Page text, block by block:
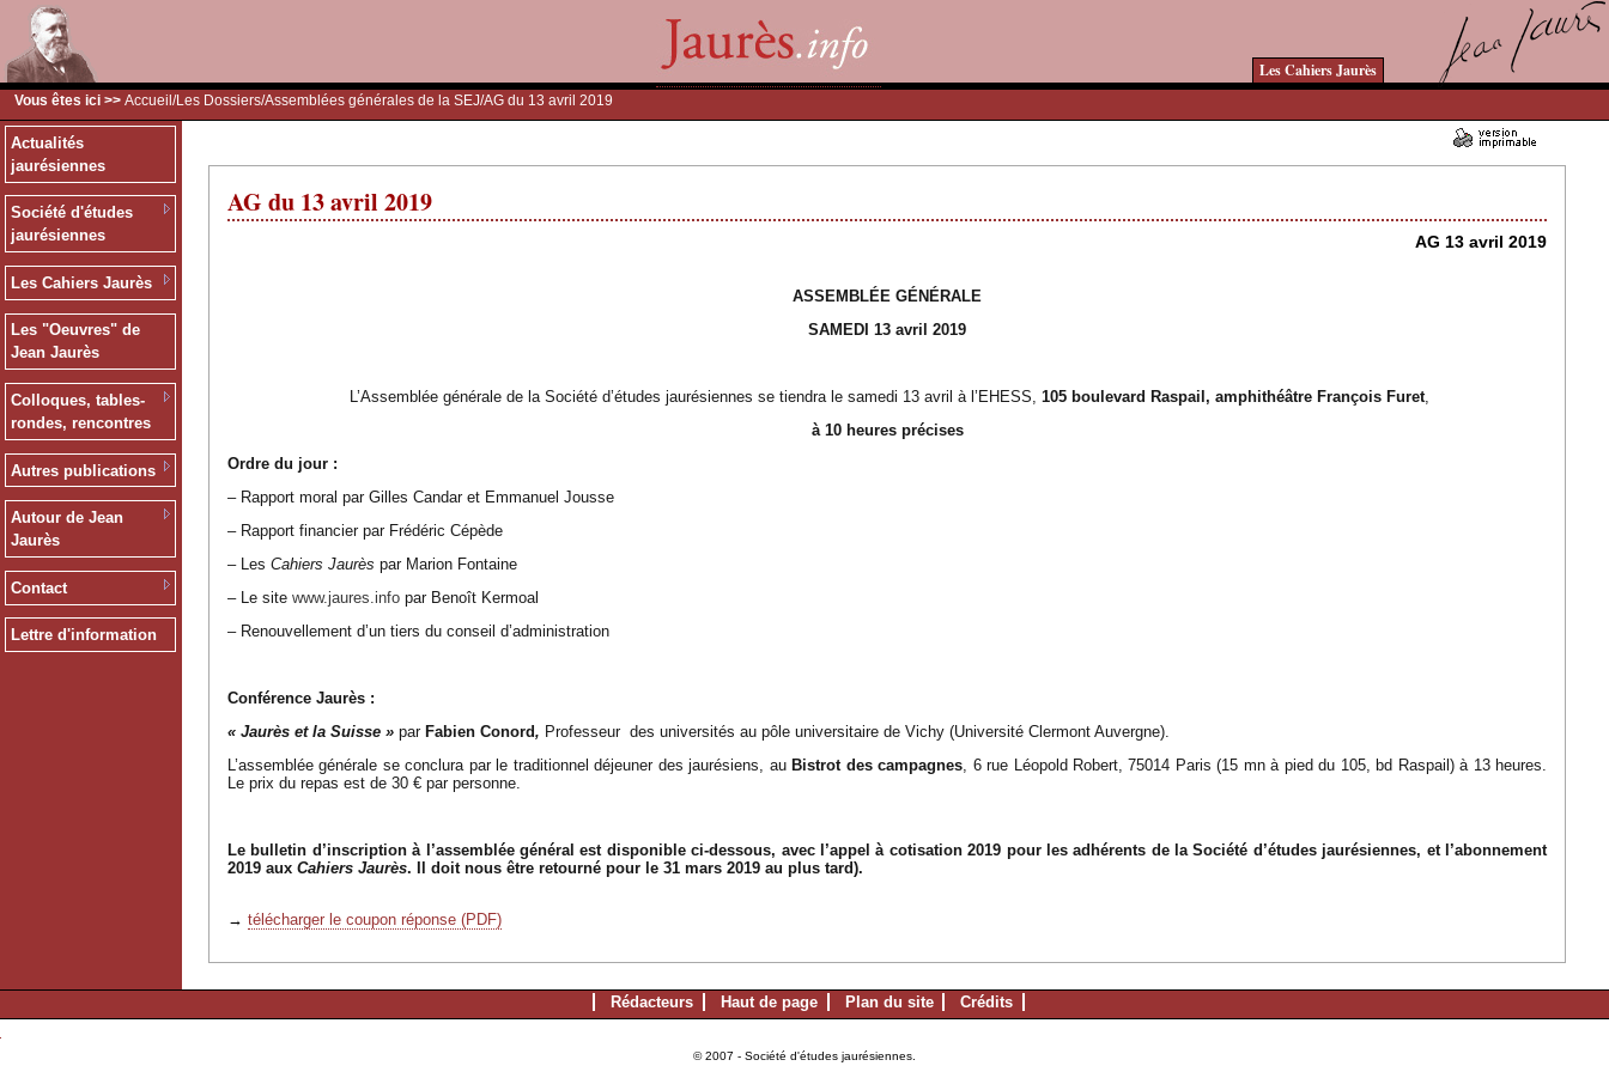
Les Cahiers Jaurès
Vous êtes ici >> Accueil /Les Dossiers/Assemblées générales de la SEJ/AG du 13 avril 2019
Actualités
jaurésiennes
Société d'études
jaurésiennes
Les Cahiers Jaurès
Les "Oeuvres" de
Jean Jaurès
Colloques, tables-
rondes, rencontres
Autres publications
Autour de Jean
Jaurès
Contact
Lettre d'information
AG du 13 avril 2019
AG 13 avril 2019
ASSEMBLÉE GÉNÉRALE
SAMEDI 13 avril 2019
L’Assemblée générale de la Société d’études jaurésiennes se tiendra le samedi 13 avril à l’EHESS,105 boulevard Raspail, amphithéâtre François Furet
à 10 heures précises
Ordre du jour :
– Rapport moral par Gilles Candar et Emmanuel Jousse
– Rapport financier par Frédéric Cépède
– Les Cahiers Jaurès par Marion Fontaine
– Le site www.jaures.info par Benoît Kermoal
– Renouvellement d’un tiers du conseil d’administration
Conférence Jaurès :
« Jaurès et la Suisse » par Fabien Conord, Professeur des universités au pôle universitaire de Vichy (Université Clermont Auvergne).
L’assemblée générale se conclura par le traditionnel déjeuner des jaurésiens, au Bistrot des campagnes , 6 rue Léopold Robert, 75014 Paris (15 mn à pied du 105, bd Raspail) à 13 heures.
Le prix du repas est de 30 € par personne.
Le bulletin d’inscription à l’assemblée général est disponible ci-dessous, avec l’appel à cotisation 2019 pour les adhérents de la Société d’études jaurésiennes, et l’abonnement
2019 aux Cahiers Jaurès. Il doit nous être retourné pour le 31 mars 2019 au plus tard).
→ télécharger le coupon réponse (PDF)
Rédacteurs Haut de page Plan du site Crédits
© 2007 - Société d'études jaurésiennes.